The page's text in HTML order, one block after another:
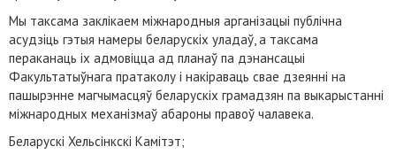
Мы таксама заклікаем міжнародныя арганізацыі публічна
асудзіць гэтыя намеры беларускіх уладаў, а таксама
пераканаць іх адмовіцца ад планаў па дэнансацыі
Факультатыўнага пратаколу і накіраваць свае дзеянні на
пашырэнне магчымасцяў беларускіх грамадзян па выкарыстанні
міжнародных механізмаў абароны правоў чалавека.
Беларускі Хельсінкскі Камітэт;